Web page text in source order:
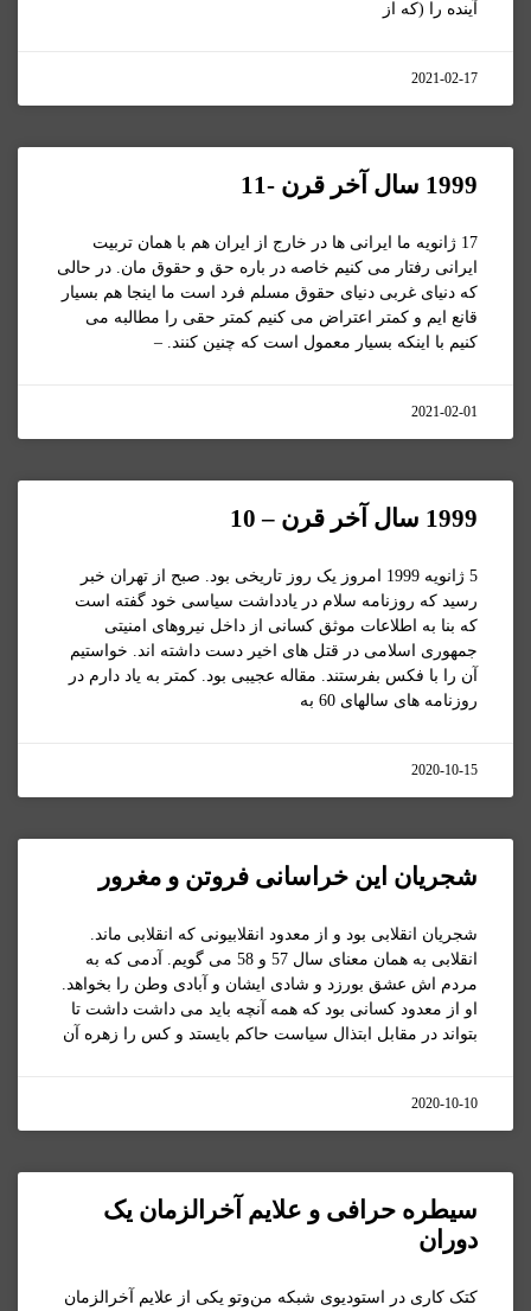
آینده را (که از
2021-02-17
1999 سال آخر قرن -11
17 ژانویه ما ایرانی ها در خارج از ایران هم با همان تربیت
ایرانی رفتار می کنیم خاصه در باره حق و حقوق مان. در حالی
که دنیای غربی دنیای حقوق مسلم فرد است ما اینجا هم بسیار
قانع ایم و کمتر اعتراض می کنیم کمتر حقی را مطالبه می
کنیم با اینکه بسیار معمول است که چنین کنند. –
2021-02-01
1999 سال آخر قرن – 10
5 ژانویه 1999 امروز یک روز تاریخی بود. صبح از تهران خبر
رسید که روزنامه سلام در یادداشت سیاسی خود گفته است
که بنا به اطلاعات موثق کسانی از داخل نیروهای امنیتی
جمهوری اسلامی در قتل های اخیر دست داشته اند. خواستیم
آن را با فکس بفرستند. مقاله عجیبی بود. کمتر به یاد دارم در
روزنامه های سالهای 60 به
2020-10-15
شجریان این خراسانی فروتن و مغرور
شجریان انقلابی بود و از معدود انقلابیونی که انقلابی ماند.
انقلابی به همان معنای سال 57 و 58 می گویم. آدمی که به
مردم اش عشق بورزد و شادی ایشان و آبادی وطن را بخواهد.
او از معدود کسانی بود که همه آنچه باید می داشت داشت تا
بتواند در مقابل ابتذال سیاست حاکم بایستد و کس را زهره آن
2020-10-10
سیطره حرافی و علایم آخرالزمان یک
دوران
کتک کاری در استودیوی شبکه من‌وتو یکی از علایم آخرالزمان